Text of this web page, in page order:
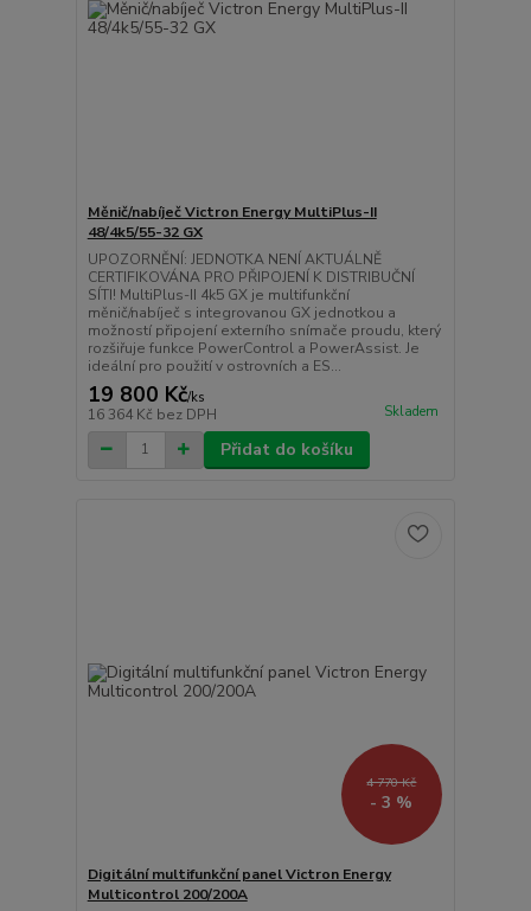
Měnič/nabíječ Victron Energy MultiPlus-II
48/4k5/55-32 GX
UPOZORNĚNÍ: JEDNOTKA NENÍ AKTUÁLNĚ
CERTIFIKOVÁNA PRO PŘIPOJENÍ K DISTRIBUČNÍ
SÍTI! MultiPlus-II 4k5 GX je multifunkční
měnič/nabíječ s integrovanou GX jednotkou a
možností připojení externího snímače proudu, který
rozšiřuje funkce PowerControl a PowerAssist. Je
ideální pro použití v ostrovních a ES...
19 800 Kč/ks
16 364 Kč bez DPH Skladem
Přidat do košíku
4 770 Kč
- 3 %
Digitální multifunkční panel Victron Energy
Multicontrol 200/200A